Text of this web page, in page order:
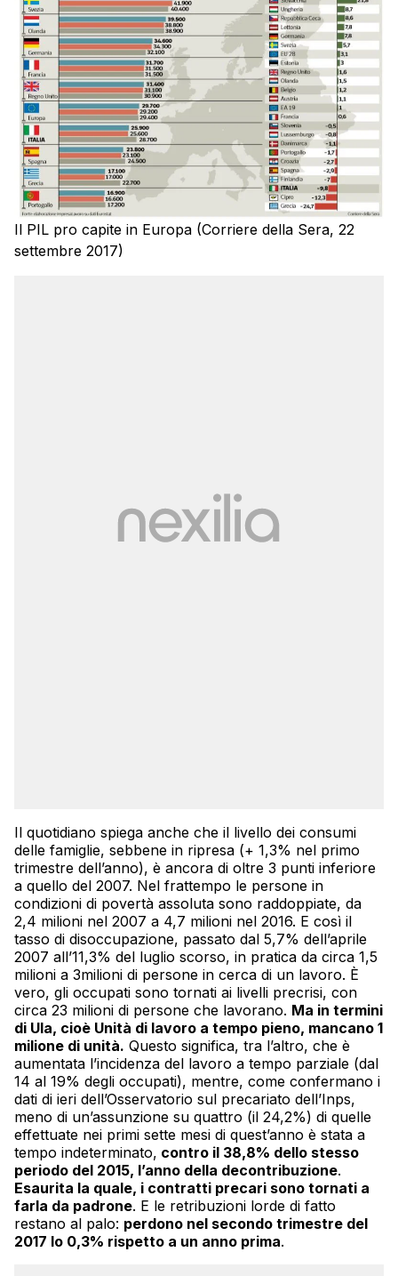
Il PIL pro capite in Europa (Corriere della Sera, 22
settembre 2017)
Il quotidiano spiega anche che il livello dei consumi
delle famiglie, sebbene in ripresa (+ 1,3% nel primo
trimestre dell’anno), è ancora di oltre 3 punti inferiore
a quello del 2007. Nel frattempo le persone in
condizioni di povertà assoluta sono raddoppiate, da
2,4 milioni nel 2007 a 4,7 milioni nel 2016. E così il
tasso di disoccupazione, passato dal 5,7% dell’aprile
2007 all’11,3% del luglio scorso, in pratica da circa 1,5
milioni a 3milioni di persone in cerca di un lavoro. È
vero, gli occupati sono tornati ai livelli precrisi, con
circa 23 milioni di persone che lavorano. Ma in termini
di Ula, cioè Unità di lavoro a tempo pieno, mancano 1
milione di unità. Questo significa, tra l’altro, che è
aumentata l’incidenza del lavoro a tempo parziale (dal
14 al 19% degli occupati), mentre, come confermano i
dati di ieri dell’Osservatorio sul precariato dell’Inps,
meno di un’assunzione su quattro (il 24,2%) di quelle
effettuate nei primi sette mesi di quest’anno è stata a
tempo indeterminato, contro il 38,8% dello stesso
periodo del 2015, l’anno della decontribuzione.
Esaurita la quale, i contratti precari sono tornati a
farla da padrone. E le retribuzioni lorde di fatto
restano al palo: perdono nel secondo trimestre del
2017 lo 0,3% rispetto a un anno prima.